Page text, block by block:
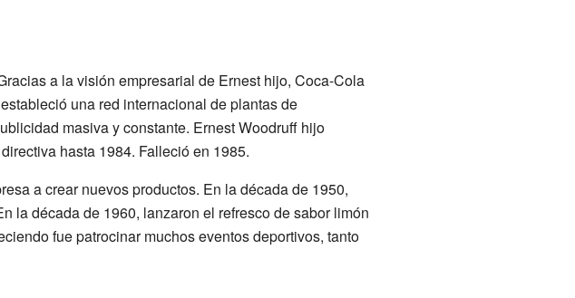
a la visión empresarial de Ernest hijo, Coca-Cola
una red internacional de plantas de
masiva y constante. Ernest Woodruff hijo
hasta 1984. Falleció en 1985.
a crear nuevos productos. En la década de 1950,
la década de 1960, lanzaron el refresco de sabor limón
fue patrocinar muchos eventos deportivos, tanto